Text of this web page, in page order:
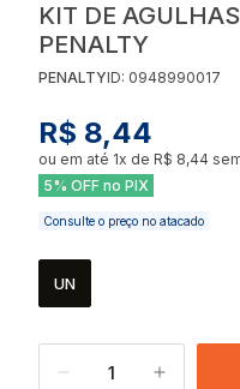
KIT DE
PENALTY
PENALTYID: 0948990017
R$ 8,44
ou em até 1x de R$ 8,44
5% OFF no PIX
Consulte o preço no atacado
UN
1